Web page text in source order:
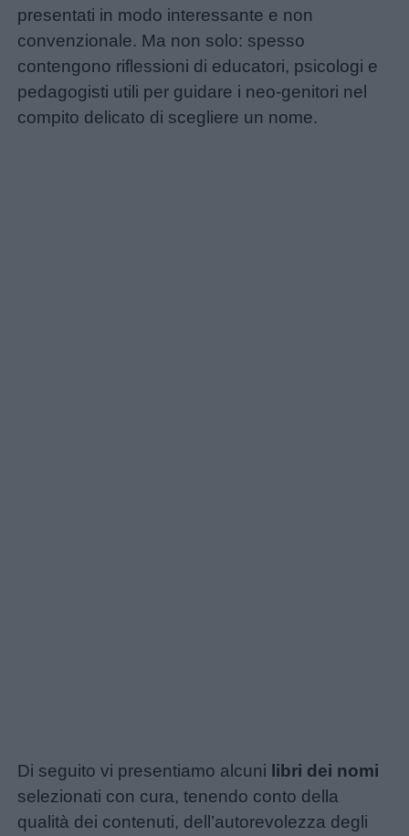
presentati in modo interessante e non
convenzionale. Ma non solo: spesso
contengono riflessioni di educatori, psicologi e
pedagogisti utili per guidare i neo-genitori nel
compito delicato di scegliere un nome.
Di seguito vi presentiamo alcuni libri dei nomi
selezionati con cura, tenendo conto della
qualità dei contenuti, dell’autorevolezza degli